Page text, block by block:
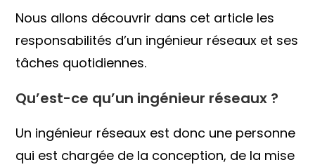
Nous allons découvrir dans cet article les
responsabilités d’un ingénieur réseaux et ses
tâches quotidiennes.
Qu’est-ce qu’un ingénieur réseaux ?
Un ingénieur réseaux est donc une personne
qui est chargée de la conception, de la mise